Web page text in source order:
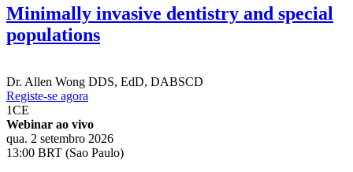
Minimally invasive dentistry and special
populations
Dr. Allen Wong DDS, EdD, DABSCD
Registe-se agora
1CE
Webinar ao vivo
qua. 2 setembro 2026
13:00 BRT (Sao Paulo)